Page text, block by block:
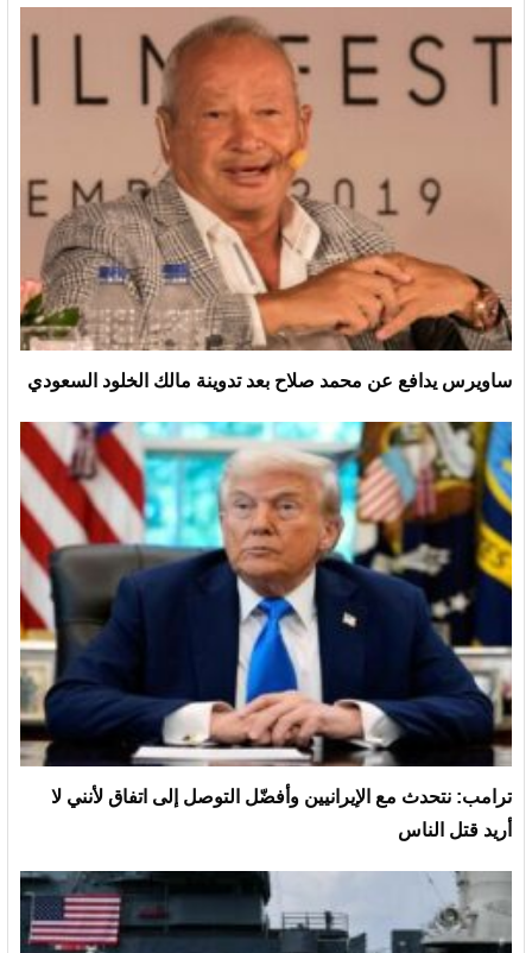
ساويرس يدافع عن محمد صلاح بعد تدوينة مالك الخلود السعودي
ترامب: نتحدث مع الإيرانيين وأفضّل التوصل إلى اتفاق لأنني لا
أريد قتل الناس